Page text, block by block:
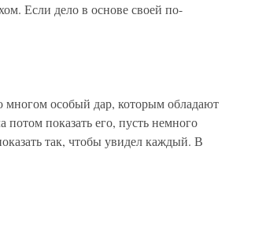
Если дело в основе своей по-
особый дар, которым обладают
потом показать его, пусть немного
так, чтобы увидел каждый. В